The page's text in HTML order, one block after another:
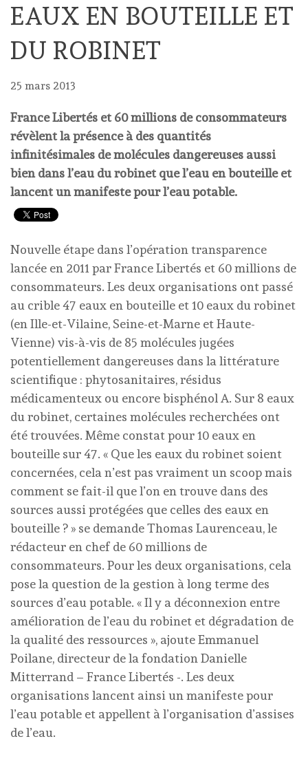
EAUX EN BOUTEILLE ET
DU ROBINET
25 mars 2013
France Libertés et 60 millions de consommateurs
révèlent la présence à des quantités
infinitésimales de molécules dangereuses aussi
bien dans l’eau du robinet que l’eau en bouteille et
lancent un manifeste pour l’eau potable.
Nouvelle étape dans l’opération transparence
lancée en 2011 par France Libertés et 60 millions de
consommateurs. Les deux organisations ont passé
au crible 47 eaux en bouteille et 10 eaux du robinet
(en Ille-et-Vilaine, Seine-et-Marne et Haute-
Vienne) vis-à-vis de 85 molécules jugées
potentiellement dangereuses dans la littérature
scientifique : phytosanitaires, résidus
médicamenteux ou encore bisphénol A. Sur 8 eaux
du robinet, certaines molécules recherchées ont
été trouvées. Même constat pour 10 eaux en
bouteille sur 47. « Que les eaux du robinet soient
concernées, cela n’est pas vraiment un scoop mais
comment se fait-il que l’on en trouve dans des
sources aussi protégées que celles des eaux en
bouteille ? » se demande Thomas Laurenceau, le
rédacteur en chef de 60 millions de
consommateurs. Pour les deux organisations, cela
pose la question de la gestion à long terme des
sources d’eau potable. « Il y a déconnexion entre
amélioration de l’eau du robinet et dégradation de
la qualité des ressources », ajoute Emmanuel
Poilane, directeur de la fondation Danielle
Mitterrand – France Libertés -. Les deux
organisations lancent ainsi un manifeste pour
l’eau potable et appellent à l’organisation d’assises
de l’eau.